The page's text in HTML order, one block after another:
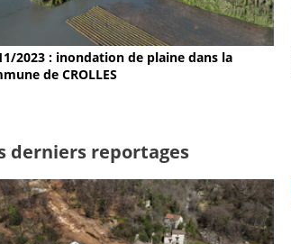
2023 : inondation de plaine dans la
de CROLLES
derniers reportages